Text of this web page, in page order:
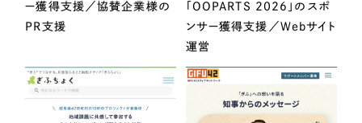
ー獲得支援／協賛企業様の
PR支援
「OOPARTS 2026」のスポ
ンサー獲得支援／Webサイト
運営